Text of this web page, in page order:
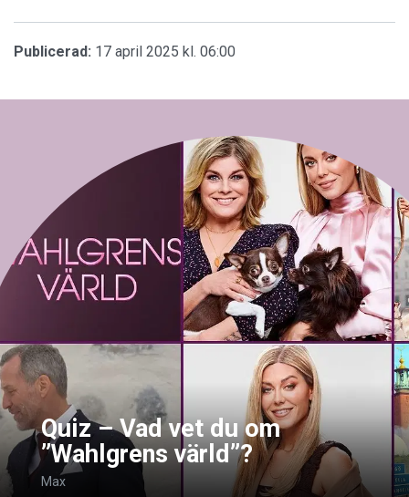
Publicerad: 17 april 2025 kl. 06:00
Quiz – Vad vet du om
”Wahlgrens värld”?
Max